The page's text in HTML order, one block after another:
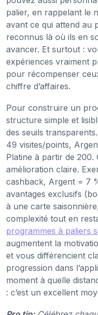
palier, en rappelant le
avant ce qui attend au
reconnus là où ils en
avancer. Et surtout :
expériences vraiment
pour récompenser
chiffre d’affaires.
Pour construire un
structure simple et
des seuils
49 visites/points,
Platine à partir de
amélioration claire.
cashback, Argent = 7
avantages exclusifs
à une carte
complexité tout en
programmes à paliers
augmentent la
et vous différencient
progression dans
moment à quelle
: c’est un excellent